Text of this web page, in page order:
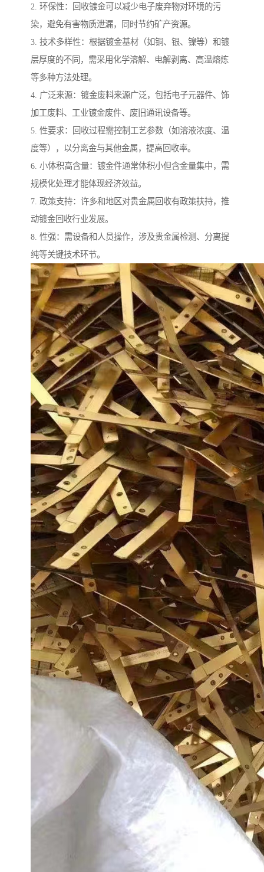
2. 环保性：回收镀金可以减少电子废弃物对环境的污
染，避免有害物质泄漏，同时节约矿产资源。
3. 技术多样性：根据镀金基材（如铜、银、镍等）和镀
层厚度的不同，需采用化学溶解、电解剥离、高温熔炼
等多种方法处理。
4. 广泛来源：镀金废料来源广泛，包括电子元器件、饰
加工废料、工业镀金废件、废旧通讯设备等。
5. 性要求：回收过程需控制工艺参数（如溶液浓度、温
度等），以分离金与其他金属，提高回收率。
6. 小体积高含量：镀金件通常体积小但含金量集中，需
规模化处理才能体现经济效益。
7. 政策支持：许多和地区对贵金属回收有政策扶持，推
动镀金回收行业发展。
8. 性强：需设备和人员操作，涉及贵金属检测、分离提
纯等关键技术环节。